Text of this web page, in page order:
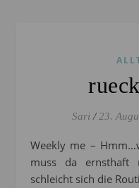
Sari / 23.
Weekly me – Hmm…was war letzte Woche los, ich
muss da ernsthaft
schleicht sich die